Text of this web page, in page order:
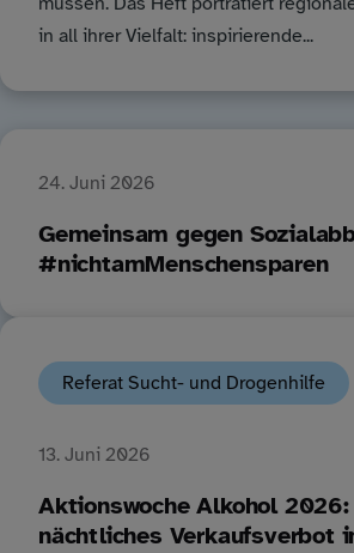
in all ihrer Vielfalt: inspirierende...
24. Juni 2026
Gemeinsam gegen
#nichtamMenschensparen
Referat Sucht- und Drogenhilfe
13. Juni 2026
Aktionswoche Alkohol
nächtliches Verkaufsverbot